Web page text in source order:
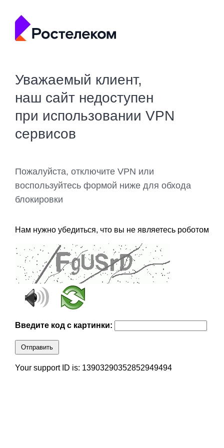
Уважаемый клиент,
наш сайт недоступен
при использовании VPN
сервисов
Пожалуйста, отключите VPN или
воспользуйтесь формой ниже для обхода
блокировки
Нам нужно убедиться, что вы не являетесь роботом
Введите код с картинки:
Отправить
Your support ID is: 13903290352852949494